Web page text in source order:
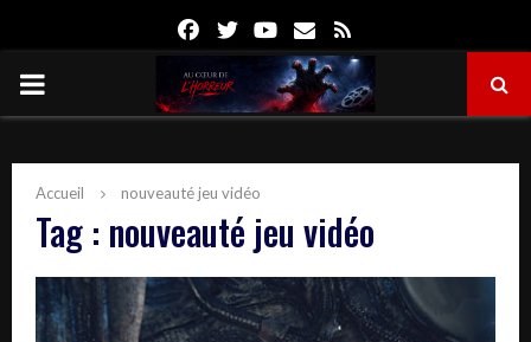
FacebookTwitterYoutube
Email
PRIMARY
Accueil nouveauté jeu vidéo
Tag : nouveauté jeu vidéo